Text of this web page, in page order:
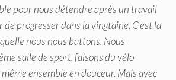
pour nous détendre après un travail
progresser dans la vingtaine. C'est la
nous nous battons. Nous
salle de sport, faisons du vélo
ensemble en douceur. Mais avec